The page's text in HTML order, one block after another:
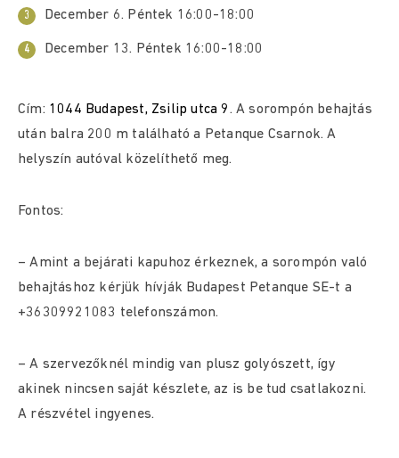
December 6. Péntek 16:00-18:00
December 13. Péntek 16:00-18:00
Cím: 1044 Budapest, Zsilip utca 9. A sorompón behajtás
után balra 200 m található a Petanque Csarnok. A
helyszín autóval közelíthető meg.
Fontos:
– Amint a bejárati kapuhoz érkeznek, a sorompón való
behajtáshoz kérjük hívják Budapest Petanque SE-t a
+36309921083 telefonszámon.
– A szervezőknél mindig van plusz golyószett, így
akinek nincsen saját készlete, az is be tud csatlakozni.
A részvétel ingyenes.